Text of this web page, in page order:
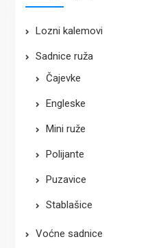
Lozni kalemovi
Sadnice ruža
Čajevke
Engleske
Mini ruže
Polijante
Puzavice
Stablašice
Voćne sadnice